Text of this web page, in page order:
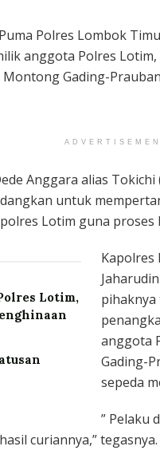
Polres Lombok
anggota Polres
Gading-
Anggara alias
untuk
Lotim guna
Lotim,
Kapolres
anggota
Gading-
sepeda
” Pelaku
curiannya,” tegasnya.